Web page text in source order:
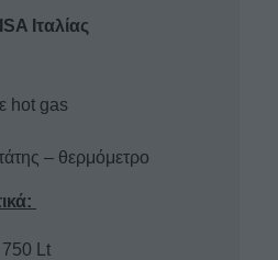
ISA Ιταλίας
hot gas
– θερμόμετρο
750 Lt